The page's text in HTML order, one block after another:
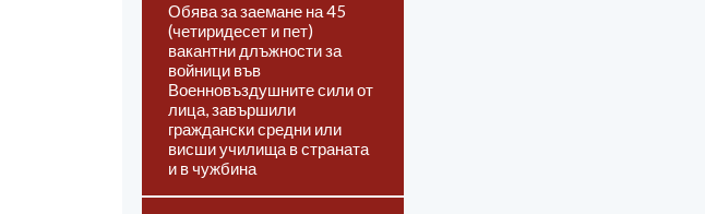
Обява за заемане на 45
(четиридесет и пет)
вакантни длъжности за
войници във
Военновъздушните сили от
лица, завършили
граждански средни или
висши училища в страната
и в чужбина